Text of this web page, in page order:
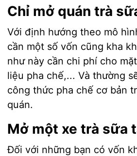
Chỉ mở quán trà
Với định hướng theo mô
cần một số vốn cũng kha
như này cần chi phí cho
liệu pha chế,... Và thường
công thức pha chế cơ bản
quán.
Mở một xe trà sữa
Đối với những bạn có vốn